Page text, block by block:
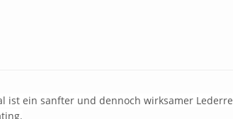
ist ein sanfter und dennoch wirksamer